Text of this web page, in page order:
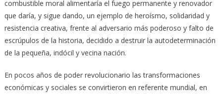
combustible moral alimentaría el fuego permanente y renovador
que daría, y sigue dando, un ejemplo de heroísmo, solidaridad y
resistencia creativa, frente al adversario más poderoso y falto de
escrúpulos de la historia, decidido a destruir la autodeterminación
de la pequeña, indócil y vecina nación.
En pocos años de poder revolucionario las transformaciones
económicas y sociales se convirtieron en referente mundial, en